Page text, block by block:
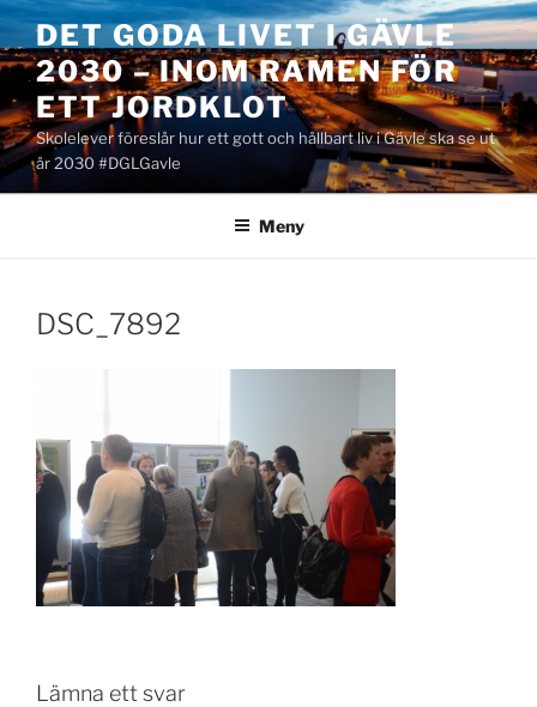
Hoppa
till
innehåll
DET GODA LIVET I GÄVLE
2030 – INOM RAMEN FÖR
ETT JORDKLOT
Skolelever föreslår hur ett gott och hållbart liv i Gävle ska se ut
år 2030 #DGLGavle
Meny
DSC_7892
Lämna ett svar